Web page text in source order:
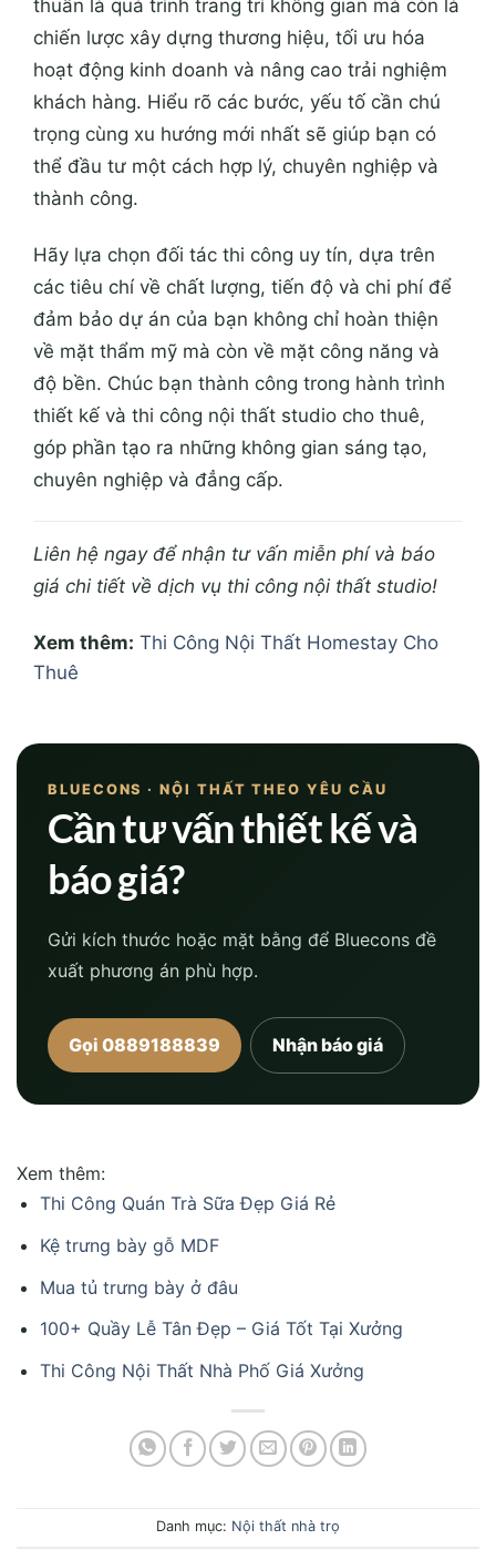
thuần là quá trình trang trí không gian mà còn là
chiến lược xây dựng thương hiệu, tối ưu hóa
hoạt động kinh doanh và nâng cao trải nghiệm
khách hàng. Hiểu rõ các bước, yếu tố cần chú
trọng cùng xu hướng mới nhất sẽ giúp bạn có
thể đầu tư một cách hợp lý, chuyên nghiệp và
thành công.
Hãy lựa chọn đối tác thi công uy tín, dựa trên
các tiêu chí về chất lượng, tiến độ và chi phí để
đảm bảo dự án của bạn không chỉ hoàn thiện
về mặt thẩm mỹ mà còn về mặt công năng và
độ bền. Chúc bạn thành công trong hành trình
thiết kế và thi công nội thất studio cho thuê,
góp phần tạo ra những không gian sáng tạo,
chuyên nghiệp và đẳng cấp.
Liên hệ ngay để nhận tư vấn miễn phí và báo
giá chi tiết về dịch vụ thi công nội thất studio!
Xem thêm: Thi Công Nội Thất Homestay Cho
Thuê
BLUECONS · NỘI THẤT THEO YÊU CẦU
Cần tư vấn thiết kế và
báo giá?
Gửi kích thước hoặc mặt bằng để Bluecons đề
xuất phương án phù hợp.
Gọi 0889188839 Nhận báo giá
Xem thêm:
Thi Công Quán Trà Sữa Đẹp Giá Rẻ
Kệ trưng bày gỗ MDF
Mua tủ trưng bày ở đâu
100+ Quầy Lễ Tân Đẹp – Giá Tốt Tại Xưởng
Thi Công Nội Thất Nhà Phố Giá Xưởng
Danh mục: Nội thất nhà trọ